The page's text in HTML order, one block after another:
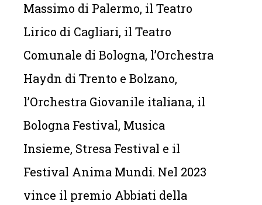
Massimo di Palermo, il Teatro
Lirico di Cagliari, il Teatro
Comunale di Bologna, l’Orchestra
Haydn di Trento e Bolzano,
l’Orchestra Giovanile italiana, il
Bologna Festival, Musica
Insieme, Stresa Festival e il
Festival Anima Mundi. Nel 2023
vince il premio Abbiati della